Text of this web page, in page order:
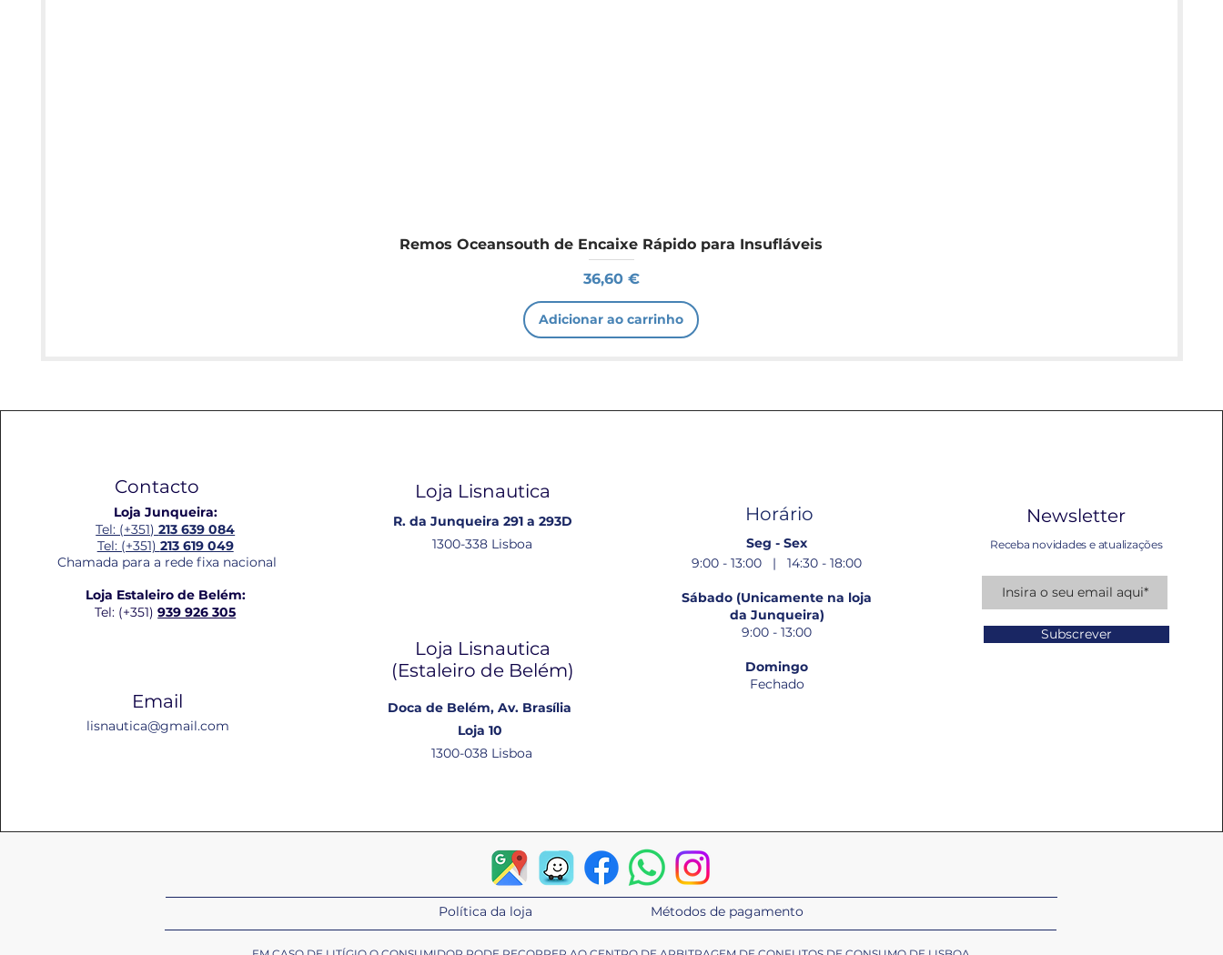
Remos Oceansouth de Encaixe Rápido para Insufláveis
Preço
36,60 €
Adicionar ao carrinho
Contacto
Loja Junqueira:
Tel: (+351)213 639 084
Tel: (+351) 213 619 049
Chamada para a rede fixa nacional
Loja Estaleiro de Belém:
Tel: (+351)939 926 305
Email
lisnautica@gmail.com
Loja Lisnautica
R. da Junqueira 291 a 293D
1300-338 Lisboa
Loja Lisnautica
(Estaleiro de Belém​)
Doca de Belém, Av. Brasília
Loja 10
1300-038 Lisboa
Horário
Seg - Sex
9:00 - 13:00 | 14:30 - 18:00
Sábado (Unicamente na loja
da Junqueira)
9:00 - 13:00
Domingo
Fechado
Newsletter
Receba novidades e atualizações
Subscrever
Política da loja Métodos de pagamento